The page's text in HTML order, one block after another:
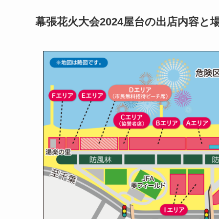
幕張花火大会2024屋台の出店内容と